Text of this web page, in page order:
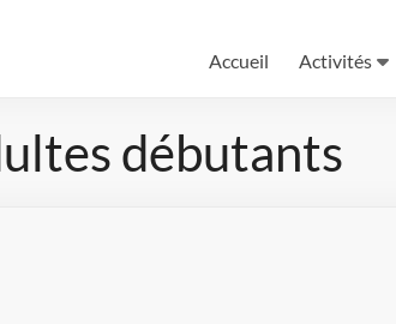
Accueil Activités
débutants